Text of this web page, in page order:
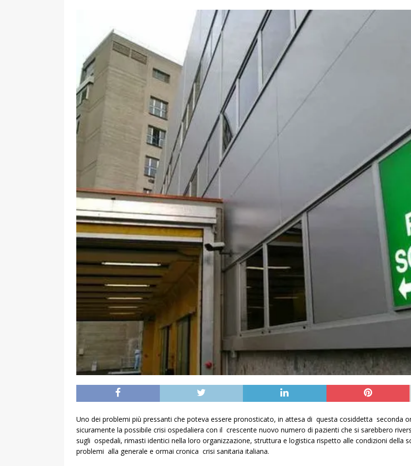
Uno dei problemi più pressanti che poteva essere pronosticato, in attesa di questa cosiddetta seconda
sicuramente la possibile crisi ospedaliera con il crescente nuovo numero di pazienti che si sarebbero
sugli ospedali, rimasti identici nella loro organizzazione, struttura e logistica rispetto alle condizioni della
problemi alla generale e ormai cronica crisi sanitaria italiana.